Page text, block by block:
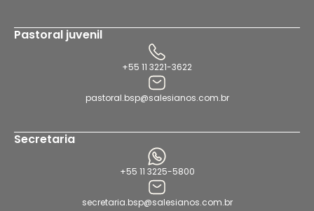
Pastoral juvenil
+55 11 3221-3622
pastoral.bsp@salesianos.com.br
Secretaria
+55 11 3225-5800
secretaria.bsp@salesianos.com.br